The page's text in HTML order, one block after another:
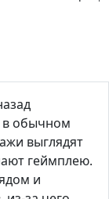
в обычном
выглядят
геймплею.
и